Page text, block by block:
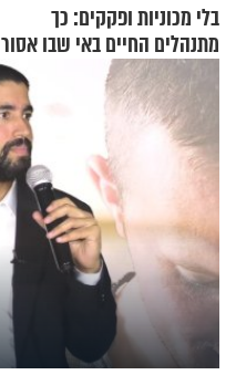
בלי מכוניות ופקקים: כך
מתנהלים החיים באי שבו אסור
לנהוג כבר יותר מ-120 שנה